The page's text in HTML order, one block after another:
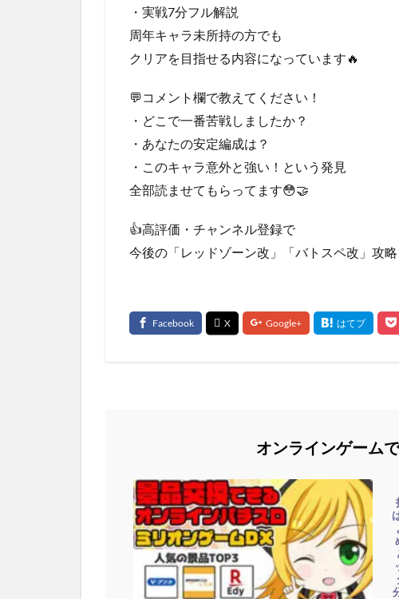
・実戦7分フル解説
周年キャラ未所持の方でも
クリアを目指せる内容になっています🔥
💬コメント欄で教えてください！
・どこで一番苦戦しましたか？
・あなたの安定編成は？
・このキャラ意外と強い！という発見
全部読ませてもらってます😳🤝
👍高評価・チャンネル登録で
今後の「レッドゾーン改」「バトスペ改」攻
オンラインゲーム